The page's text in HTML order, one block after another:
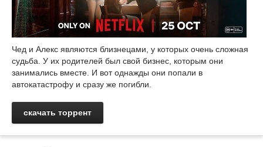
Чед и Алекс являются близнецами, у которых очень сложная
судьба. У их родителей был свой бизнес, которым они
занимались вместе. И вот однажды они попали в
автокатастрофу и сразу же погибли.
скачать торрент